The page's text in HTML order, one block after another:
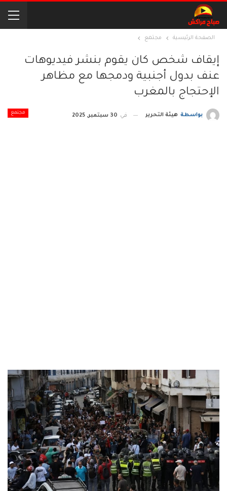
الصفحة الرئيسية مجتمع
إيقاف شخص كان يقوم بنشر فيديوهات
عنف بدول أجنبية ودمجها مع مظاهر
الإحتجاج بالمغرب
مجتمع بواسطة هيئة التحرير في 30 سبتمبر, 2025